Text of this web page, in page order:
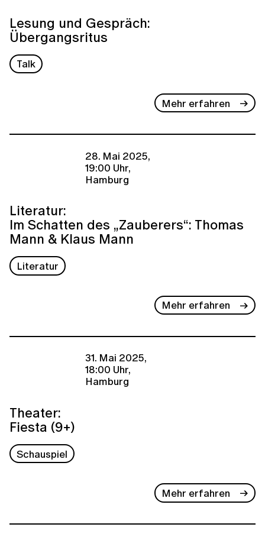
Lesung und Gespräch:
Übergangsritus
Talk
Mehr erfahren
28. Mai 2025,
19:00 Uhr,
Hamburg
Literatur:
Im Schatten des „Zauberers“: Thomas
Mann & Klaus Mann
Literatur
Mehr erfahren
31. Mai 2025,
18:00 Uhr,
Hamburg
Theater:
Fiesta (9+)
Schauspiel
Mehr erfahren